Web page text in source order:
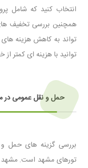
انتخاب کنید که شامل
همچنین بررسی تخفیف
‌تواند به کاهش هزینه
‌توانید با هزینه ‌ای کمتر
حمل ‌و نقل عمومی در
بررسی گزینه ‌های حمل
تورهای مشهد است. مشهد